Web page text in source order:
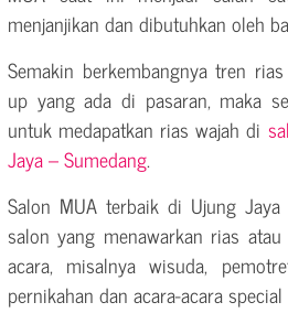
menjanjikan dan dibutuhkan oleh
Semakin berkembangnya tren
up yang ada di pasaran, maka
untuk medapatkan rias wajah di
Jaya – Sumedang.
Salon MUA terbaik di Ujung
salon yang menawarkan rias
acara, misalnya wisuda,
pernikahan dan acara-acara